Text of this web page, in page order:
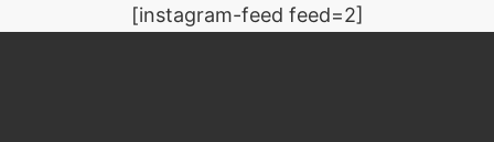
[instagram-feed feed=2]